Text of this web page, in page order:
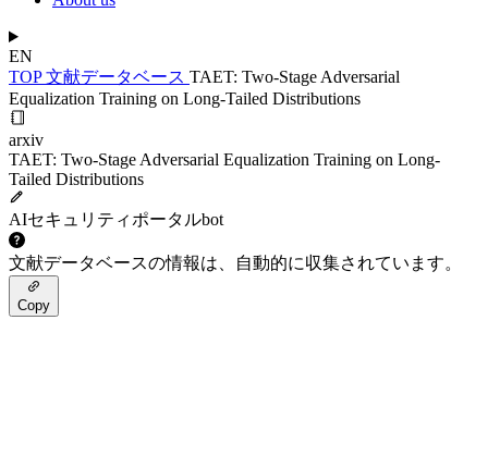
EN
TOP文献データベース TAET: Two-Stage Adversarial
Equalization Training on Long-Tailed Distributions
arxiv
TAET: Two-Stage Adversarial Equalization Training on Long-
Tailed Distributions
AIセキュリティポータルbot
文献データベースの情報は、自動的に収集されています。
Copy